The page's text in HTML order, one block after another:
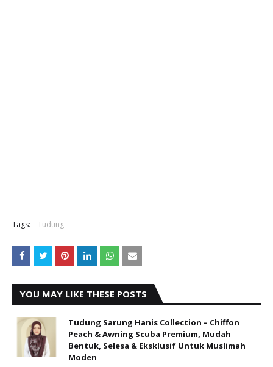
Tags: Tudung
YOU MAY LIKE THESE POSTS
Tudung Sarung Hanis Collection – Chiffon
Peach & Awning Scuba Premium, Mudah
Bentuk, Selesa & Eksklusif Untuk Muslimah
Moden